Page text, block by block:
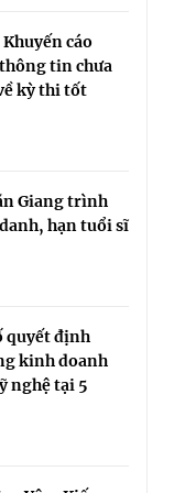
cáo
tin chưa
kỳ thi tốt
Giang trình
hạn tuổi sĩ
quyết định
kinh doanh
nghệ tại 5